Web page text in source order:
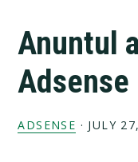
Anuntul
Adsense
ADSENSE · JULY